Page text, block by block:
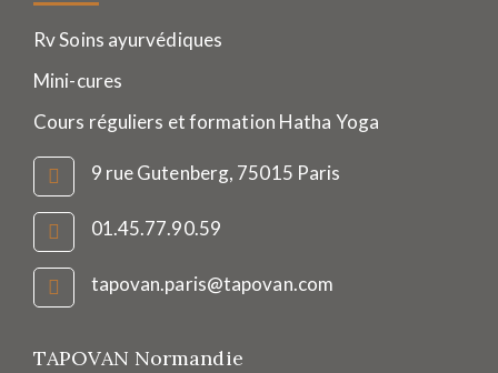
Rv Soins ayurvédiques
Mini-cures
Cours réguliers et formation Hatha Yoga
9 rue Gutenberg, 75015 Paris
01.45.77.90.59
tapovan.paris@tapovan.com
TAPOVAN Normandie